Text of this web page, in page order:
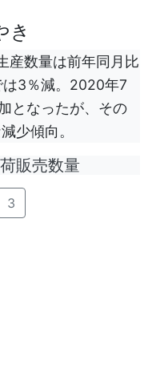
き
産数量は前年同月比
は3％減。2020年7
となったが、その
少傾向。
販売数量
3